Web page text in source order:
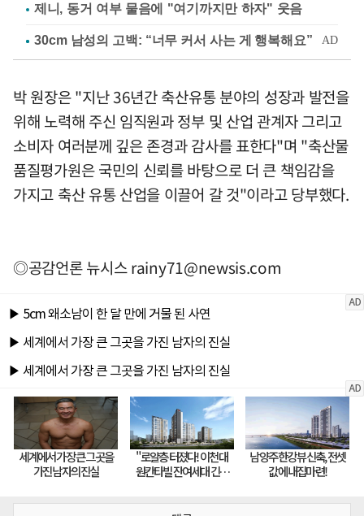
제니, 동거 여부 물음에 "여기까지만 하자" 웃음
박 원장은 "지난 36년간 축산유통 분야의 성장과 발전을
위해 노력해 주신 임직원과 정부 및 산업 관계자 그리고
소비자 여러분께 깊은 존경과 감사를 표한다"며 "축산물
품질평가원은 국민의 신뢰를 바탕으로 더 큰 책임감을
가지고 축산 유통 산업을 이끌어 갈 것"이라고 당부했다.
◎공감언론 뉴시스rainy71@newsis.com